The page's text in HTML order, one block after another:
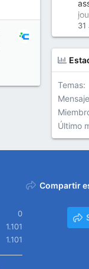
31
Temas
Último
0
1.101
1.101
Compartir